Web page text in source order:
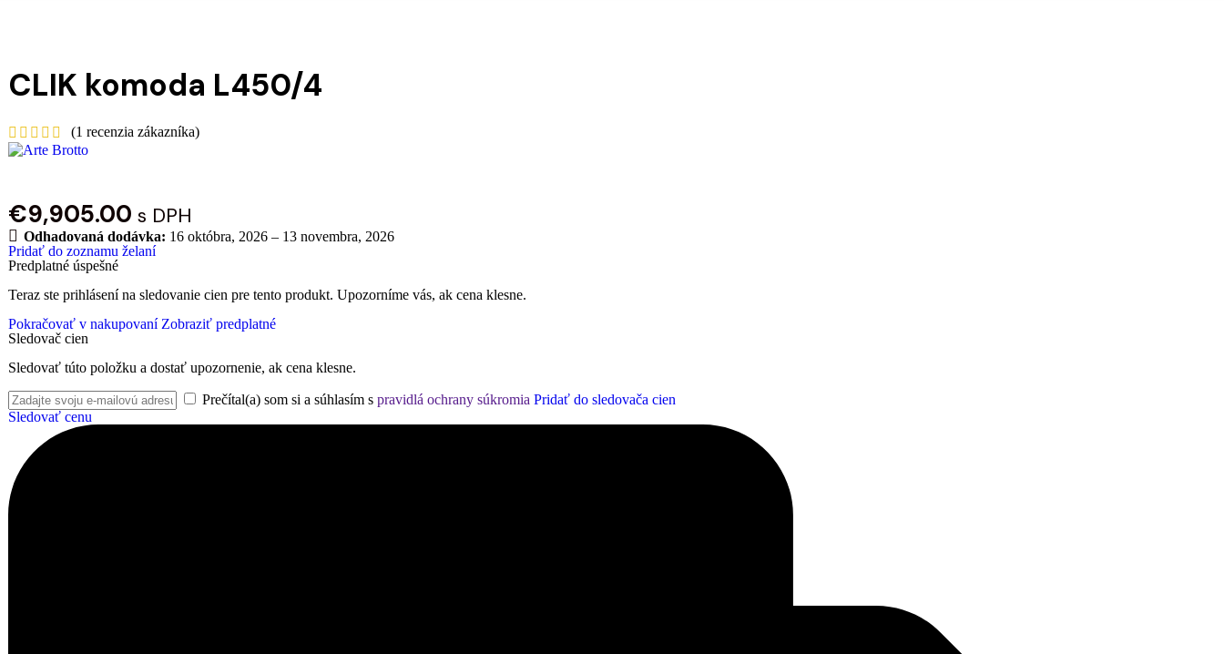
CLIK komoda L450/4
(1 recenzia zákazníka)
€9,905.00 s DPH
Odhadovaná dodávka: 16 októbra, 2026 – 13 novembra, 2026
Pridať do zoznamu želaní
Predplatné úspešné
Teraz ste prihlásení na sledovanie cien pre tento produkt. Upozorníme vás, ak cena klesne.
Pokračovať v nakupovaní Zobraziť predplatné
Sledovač cien
Sledovať túto položku a dostať upozornenie, ak cena klesne.
Prečítal(a) som si a súhlasím s pravidlá ochrany súkromia Pridať do sledovača cien
Sledovať cenu